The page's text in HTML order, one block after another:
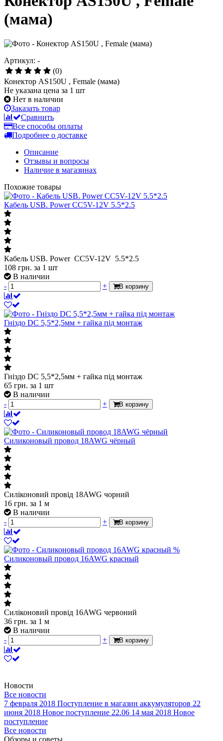
(мама)
Артикул: -
(0)
Конектор AS150U , Female (мама)
Не указана цена за 1 шт
Нет в наличии
Заказать товар
Сравнить
Все способы оплаты
Подробнее о доставке
Описание
Отзывы и вопросы
Наличие в магазинах
Похожие товары
Кабель USB. Power CC5V-12V 5.5*2.5
Кабель USB. Power CC5V-12V 5.5*2.5
108 грн. за 1 шт
В наличии
-
+ В корзину
Гніздо DC 5,5*2,5мм + гайка під монтаж
Гніздо DC 5,5*2,5мм + гайка під монтаж
65 грн. за 1 шт
В наличии
-
+ В корзину
Силиконовый провод 18AWG чёрный
Силіконовий провід 18AWG чорний
16 грн. за 1 м
В наличии
-
+ В корзину
%
Силиконовый провод 16AWG красный
Силіконовий провід 16AWG червоний
36 грн. за 1 м
В наличии
-
+ В корзину
Новости
Все новости
7 февраля 2018 Поступление в магазин аккумуляторов 22
июня 2018 Новое поступление 22.06 14 мая 2018 Новое
поступление
Все новости
Обзоры и советы